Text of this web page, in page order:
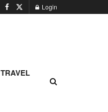
Login
TRAVEL